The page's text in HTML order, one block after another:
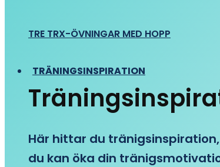
TRE TRX-ÖVNINGAR MED HOPP
TRÄNINGSINSPIRATION
Här hittar du
du kan öka din